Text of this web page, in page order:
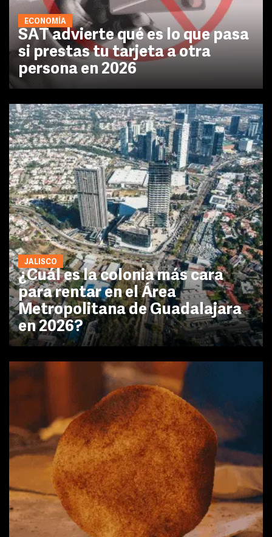
ECONOMÍA
SAT advierte qué es lo que pasa
si prestas tu tarjeta a otra
persona en 2026
JALISCO
¿Cuál es la colonia más cara
para rentar en el Área
Metropolitana de Guadalajara
en 2026?